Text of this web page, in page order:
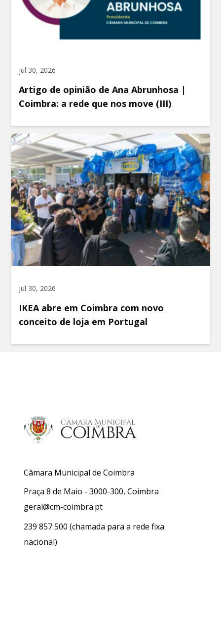
jul 30, 2026
Artigo de opinião de Ana Abrunhosa |
Coimbra: a rede que nos move (III)
jul 30, 2026
IKEA abre em Coimbra com novo
conceito de loja em Portugal
Câmara Municipal de Coimbra
Praça 8 de Maio - 3000-300, Coimbra
geral@cm-coimbra.pt
239 857 500 (chamada para a rede fixa
nacional)